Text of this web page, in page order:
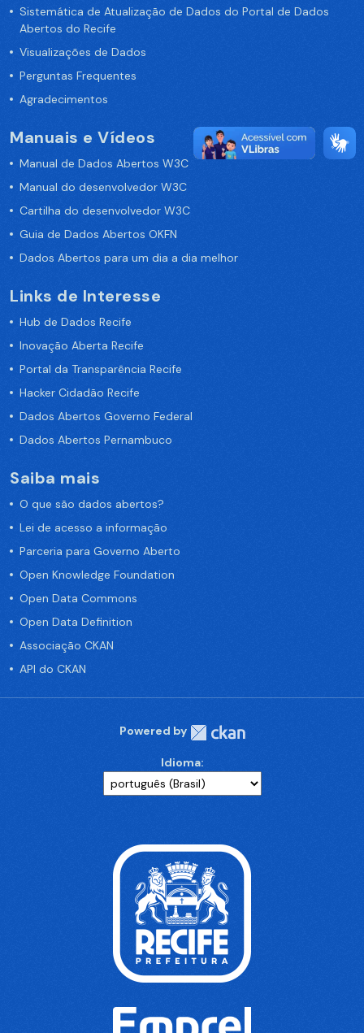
Sistemática de Atualização de Dados do Portal de Dados
Abertos do Recife
Visualizações de Dados
Perguntas Frequentes
Agradecimentos
Manuais e Vídeos
Manual de Dados Abertos W3C
Manual do desenvolvedor W3C
Cartilha do desenvolvedor W3C
Guia de Dados Abertos OKFN
Dados Abertos para um dia a dia melhor
Links de Interesse
Hub de Dados Recife
Inovação Aberta Recife
Portal da Transparência Recife
Hacker Cidadão Recife
Dados Abertos Governo Federal
Dados Abertos Pernambuco
Saiba mais
O que são dados abertos?
Lei de acesso a informação
Parceria para Governo Aberto
Open Knowledge Foundation
Open Data Commons
Open Data Definition
Associação CKAN
API do CKAN
Powered by
Idioma